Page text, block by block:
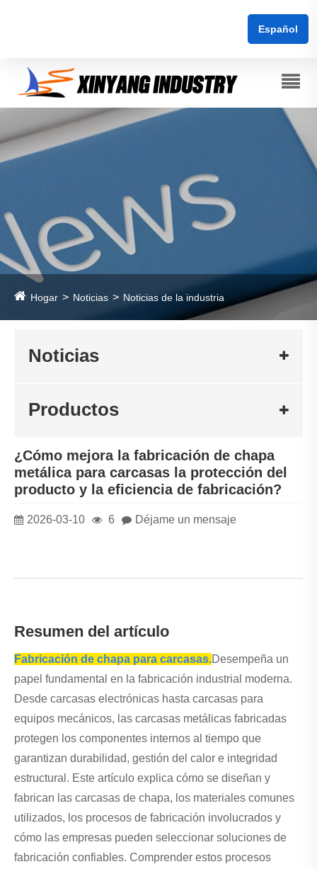
Español
Hogar Noticias Noticias de la industria
Noticias
Productos
¿Cómo mejora la fabricación de chapa
metálica para carcasas la protección del
producto y la eficiencia de fabricación?
2026-03-10 6 Déjame un mensaje
Resumen del artículo
Fabricación de chapa para carcasas.Desempeña un
papel fundamental en la fabricación industrial moderna.
Desde carcasas electrónicas hasta carcasas para
equipos mecánicos, las carcasas metálicas fabricadas
protegen los componentes internos al tiempo que
garantizan durabilidad, gestión del calor e integridad
estructural. Este artículo explica cómo se diseñan y
fabrican las carcasas de chapa, los materiales comunes
utilizados, los procesos de fabricación involucrados y
cómo las empresas pueden seleccionar soluciones de
fabricación confiables. Comprender estos procesos